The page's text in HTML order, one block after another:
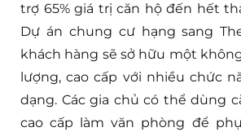
trợ 65% giá trị căn hộ đến hết
Dự án chung cư hạng sang
khách hàng sẽ sở hữu một
lượng, cao cấp với nhiều chức
dạng. Các gia chủ có thể dùng
cao cấp làm văn phòng để